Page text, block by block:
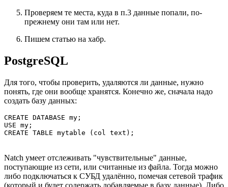
Проверяем те места, куда в п.3 данные попали, по-
прежнему они там или нет.
Пишем статью на хабр.
PostgreSQL
Для того, чтобы проверить, удаляются ли данные, нужно
понять, где они вообще хранятся. Конечно же, сначала надо
создать базу данных:
CREATE DATABASE my;
USE my;
CREATE TABLE mytable (col text);
Natch умеет отслеживать "чувствительные" данные,
поступающие из сети, или считанные из файла. Тогда можно
либо подключаться к СУБД удалённо, помечая сетевой трафик
(который и будет содержать добавляемые в базу данные). Либо